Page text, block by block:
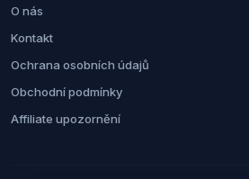
O nás
Kontakt
Ochrana osobních údajů
Obchodní podmínky
Affiliate upozornění